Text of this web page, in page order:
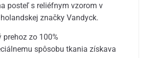
posteľ s reliéfnym vzorom v
značky Vandyck.
prehoz zo 100%
spôsobu tkania získava